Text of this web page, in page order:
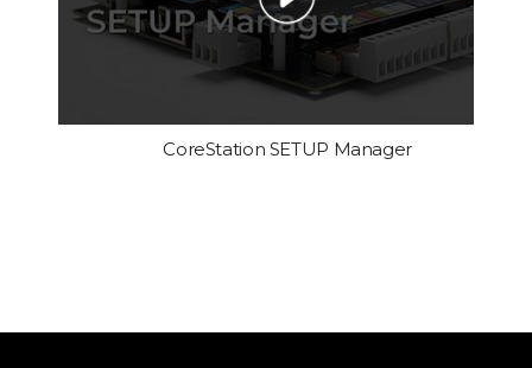
CoreStation SETUP Manager